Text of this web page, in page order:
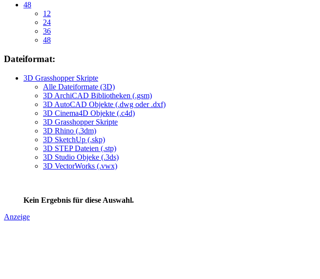
48
12
24
36
48
Dateiformat:
3D Grasshopper Skripte
Alle Dateiformate (3D)
3D ArchiCAD Bibliotheken (.gsm)
3D AutoCAD Objekte (.dwg oder .dxf)
3D Cinema4D Objekte (.c4d)
3D Grasshopper Skripte
3D Rhino (.3dm)
3D SketchUp (.skp)
3D STEP Dateien (.stp)
3D Studio Objeke (.3ds)
3D VectorWorks (.vwx)
Kein Ergebnis für diese Auswahl.
Anzeige